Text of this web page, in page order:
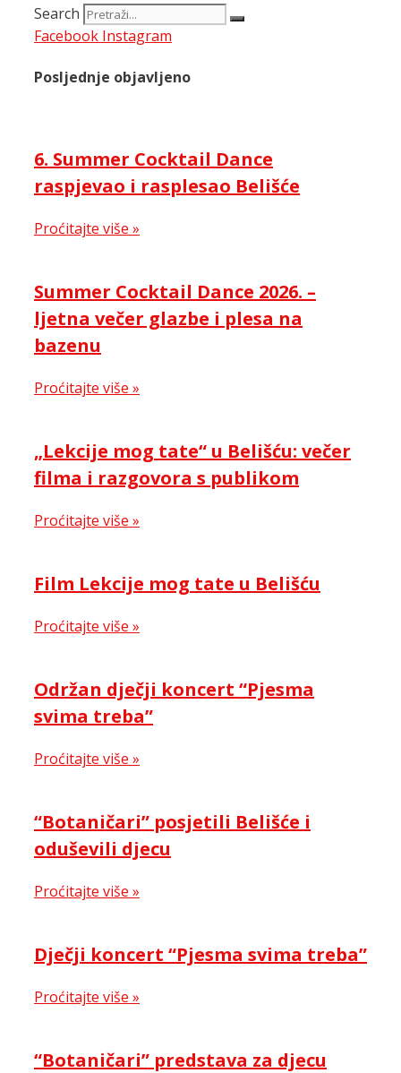
Search
Facebook Instagram
Posljednje objavljeno
6. Summer Cocktail Dance
raspjevao i rasplesao Belišće
Proćitajte više »
Summer Cocktail Dance 2026. –
ljetna večer glazbe i plesa na
bazenu
Proćitajte više »
„Lekcije mog tate“ u Belišću: večer
filma i razgovora s publikom
Proćitajte više »
Film Lekcije mog tate u Belišću
Proćitajte više »
Održan dječji koncert “Pjesma
svima treba”
Proćitajte više »
“Botaničari” posjetili Belišće i
oduševili djecu
Proćitajte više »
Dječji koncert “Pjesma svima treba”
Proćitajte više »
“Botaničari” predstava za djecu